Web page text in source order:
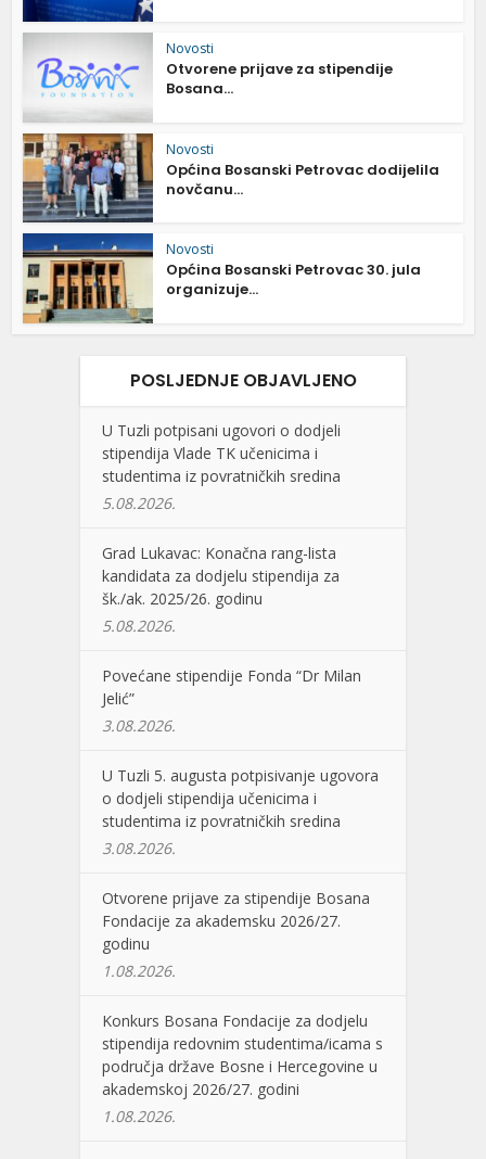
Novosti
Otvorene prijave za stipendije
Bosana...
Novosti
Općina Bosanski Petrovac dodijelila
novčanu...
Novosti
Općina Bosanski Petrovac 30. jula
organizuje...
POSLJEDNJE OBJAVLJENO
U Tuzli potpisani ugovori o dodjeli
stipendija Vlade TK učenicima i
studentima iz povratničkih sredina
5.08.2026.
Grad Lukavac: Konačna rang-lista
kandidata za dodjelu stipendija za
šk./ak. 2025/26. godinu
5.08.2026.
Povećane stipendije Fonda “Dr Milan
Jelić”
3.08.2026.
U Tuzli 5. augusta potpisivanje ugovora
o dodjeli stipendija učenicima i
studentima iz povratničkih sredina
3.08.2026.
Otvorene prijave za stipendije Bosana
Fondacije za akademsku 2026/27.
godinu
1.08.2026.
Konkurs Bosana Fondacije za dodjelu
stipendija redovnim studentima/icama s
područja države Bosne i Hercegovine u
akademskoj 2026/27. godini
1.08.2026.